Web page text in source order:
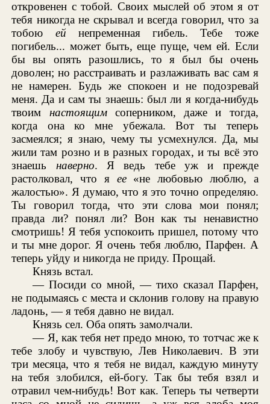
откровенен с тобой. Своих мыслей об этом я от
тебя никогда не скрывал и всегда говорил, что за
тобою ей непременная гибель. Тебе тоже
погибель... может быть, еще пуще, чем ей. Если
бы вы опять разошлись, то я был бы очень
доволен; но расстраивать и разлаживать вас сам я
не намерен. Будь же спокоен и не подозревай
меня. Да и сам ты знаешь: был ли я когда-нибудь
твоим настоящимсоперником, даже и тогда,
когда она ко мне убежала. Вот ты теперь
засмеялся; я знаю, чему ты усмехнулся. Да, мы
жили там розно и в разных городах, и ты всё это
знаешь наверно. Я ведь тебе уж и прежде
растолковал, что я ее«не любовью люблю, а
жалостью». Я думаю, что я это точно определяю.
Ты говорил тогда, что эти слова мои понял;
правда ли? понял ли? Вон как ты ненавистно
смотришь! Я тебя успокоить пришел, потому что
и ты мне дорог. Я очень тебя люблю, Парфен. А
теперь уйду и никогда не приду. Прощай.
Князь встал.
— Посиди со мной, — тихо сказал Парфен,
не подымаясь с места и склонив голову на правую
ладонь, — я тебя давно не видал.
Князь сел. Оба опять замолчали.
— Я, как тебя нет предо мною, то тотчас же к
тебе злобу и чувствую, Лев Николаевич. В эти
три месяца, что я тебя не видал, каждую минуту
на тебя злобился, ей-богу. Так бы тебя взял и
отравил чем-нибудь! Вот как. Теперь ты четверти